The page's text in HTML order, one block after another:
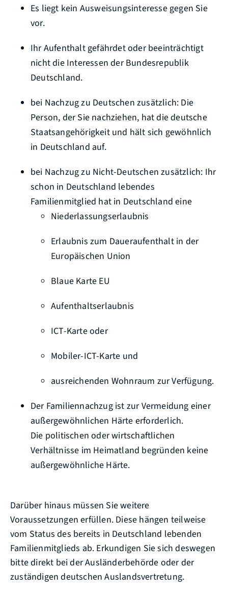
Es liegt kein Ausweisungsinteresse gegen Sie
vor.
Ihr Aufenthalt gefährdet oder beeinträchtigt
nicht die Interessen der Bundesrepublik
Deutschland.
bei Nachzug zu Deutschen zusätzlich: Die
Person, der Sie nachziehen, hat die deutsche
Staatsangehörigkeit und hält sich gewöhnlich
in Deutschland auf.
bei Nachzug zu Nicht-Deutschen zusätzlich: Ihr
schon in Deutschland lebendes
Familienmitglied hat in Deutschland eine
Niederlassungserlaubnis
Erlaubnis zum Daueraufenthalt in der
Europäischen Union
Blaue Karte EU
Aufenthaltserlaubnis
ICT-Karte oder
Mobiler-ICT-Karte und
ausreichenden Wohnraum zur Verfügung.
Der Familiennachzug ist zur Vermeidung einer
außergewöhnlichen Härte erforderlich.
Die politischen oder wirtschaftlichen
Verhältnisse im Heimatland begründen keine
außergewöhnliche Härte.
Darüber hinaus müssen Sie weitere
Voraussetzungen erfüllen. Diese hängen teilweise
vom Status des bereits in Deutschland lebenden
Familienmitglieds ab. Erkundigen Sie sich deswegen
bitte direkt bei der Ausländerbehörde oder der
zuständigen deutschen Auslandsvertretung.